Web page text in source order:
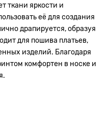
ткани яркости и
её для создания
драпируется, образуя
для пошива платьев,
изделий. Благодаря
комфортен в носке и